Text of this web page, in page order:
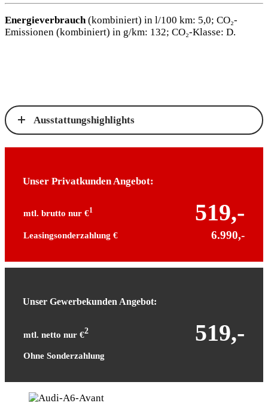
Energieverbrauch (kombiniert) in l/100 km: 5,0; CO₂-
Emissionen (kombiniert) in g/km: 132; CO₂-Klasse: D.
Ausstattungshighlights
Unser Privatkunden Angebot:
mtl. brutto nur €1 519,-
Leasingsonderzahlung € 6.990,-
Unser Gewerbekunden Angebot:
mtl. netto nur €2 519,-
Ohne Sonderzahlung